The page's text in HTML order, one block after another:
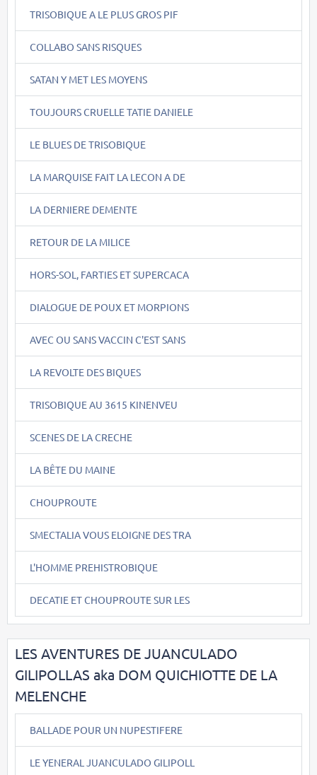
TRISOBIQUE A LE PLUS GROS PIF
COLLABO SANS RISQUES
SATAN Y MET LES MOYENS
TOUJOURS CRUELLE TATIE DANIELE
LE BLUES DE TRISOBIQUE
LA MARQUISE FAIT LA LECON A DE
LA DERNIERE DEMENTE
RETOUR DE LA MILICE
HORS-SOL, FARTIES ET SUPERCACA
DIALOGUE DE POUX ET MORPIONS
AVEC OU SANS VACCIN C'EST SANS
LA REVOLTE DES BIQUES
TRISOBIQUE AU 3615 KINENVEU
SCENES DE LA CRECHE
LA BÊTE DU MAINE
CHOUPROUTE
SMECTALIA VOUS ELOIGNE DES TRA
L'HOMME PREHISTROBIQUE
DECATIE ET CHOUPROUTE SUR LES
LES AVENTURES DE JUANCULADO
GILIPOLLAS aka DOM QUICHIOTTE DE LA
MELENCHE
BALLADE POUR UN NUPESTIFERE
LE YENERAL JUANCULADO GILIPOLL